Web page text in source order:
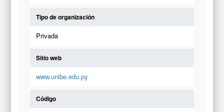
Tipo de organización
Privada
Sitio web
www.unibe.edu.py
Código